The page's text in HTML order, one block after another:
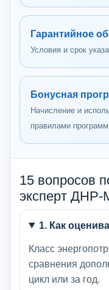
Гарантийное
Условия и срок
Бонусная
Начисление и
правилами
15 вопросов
эксперт ДНР-
1. Как
Класс
сравнения
цикл или за год.